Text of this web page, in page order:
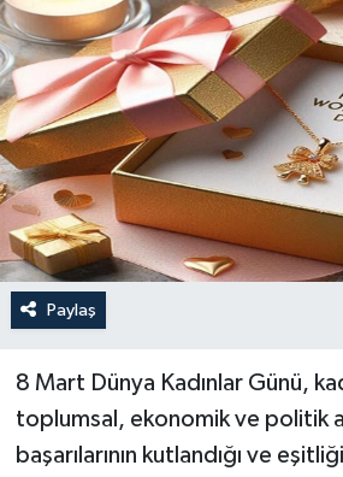
Paylaş
8 Mart Dünya Kadınlar Günü,
toplumsal, ekonomik ve politik
başarılarının kutlandığı ve